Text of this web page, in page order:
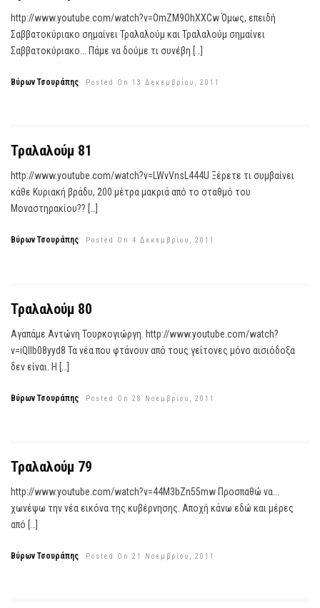
http://www.youtube.com/watch?v=OmZM9OhXXCw Όμως, επειδή
Σαββατοκύριακο σημαίνει Τραλαλούμ και Τραλαλούμ σημαίνει
Σαββατοκύριακο... Πάμε να δούμε τι συνέβη […]
Βύρων Τσουράπης Posted On 13 Δεκεμβρίου, 2011
Τραλαλούμ 81
http://www.youtube.com/watch?v=LWvVnsL444U Ξέρετε τι συμβαίνει
κάθε Κυριακή βράδυ, 200 μέτρα μακριά από το σταθμό του
Μοναστηρακίου?? […]
Βύρων Τσουράπης Posted On 4 Δεκεμβρίου, 2011
Τραλαλούμ 80
Αγαπάμε Αντώνη Τουρκογιώργη. http://www.youtube.com/watch?
v=iQllb08yyd8 Τα νέα που φτάνουν από τους γείτονες μόνο αισιόδοξα
δεν είναι. Η […]
Βύρων Τσουράπης Posted On 28 Νοεμβρίου, 2011
Τραλαλούμ 79
http://www.youtube.com/watch?v=44M3bZn55mw Προσπαθώ να...
χωνέψω την νέα εικόνα της κυβέρνησης. Αποχή κάνω εδώ και μέρες
από […]
Βύρων Τσουράπης Posted On 21 Νοεμβρίου, 2011